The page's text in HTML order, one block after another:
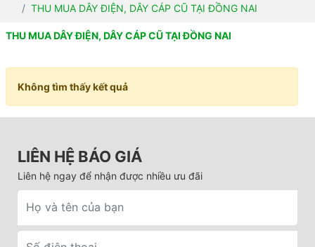
THU MUA DÂY ĐIỆN, DÂY CÁP CŨ TẠI ĐỒNG NAI
THU MUA DÂY ĐIỆN, DÂY CÁP CŨ TẠI ĐỒNG NAI
Không tìm thấy kết quả
LIÊN HỆ BÁO GIÁ
Liên hệ ngay để nhận được nhiều ưu đãi